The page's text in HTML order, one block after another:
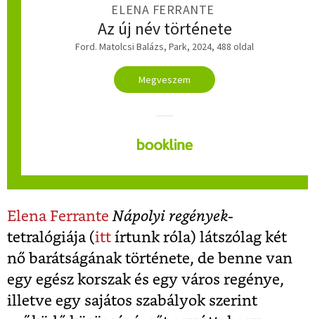
ELENA FERRANTE
Az új név története
Ford. Matolcsi Balázs, Park, 2024, 488 oldal
Megveszem
Elena Ferrante Nápolyi regények-
tetralógiája (itt írtunk róla) látszólag két
nő barátságának története, de benne van
egy egész korszak és egy város regénye,
illetve egy sajátos szabályok szerint